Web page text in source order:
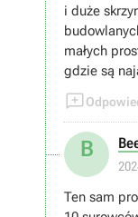
i duże
małych
gdzie są

B
Ten sam